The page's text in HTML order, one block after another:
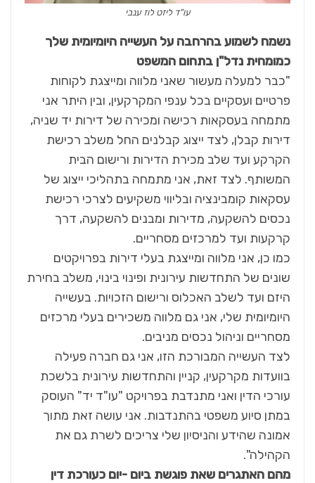
עו"ד ליזט לוז ענבי
נשמח לשמוע בהרחבה על העשייה היומיומית שלך
כמומחית נדל"ן בתחום המשפט
"כבר למעלה מעשור שאני מלווה ומייצגת לקוחות
פרטיים ועסקיים בכל ענפי המקרקעין, ובין היתר אני
מתמחה בעסקאות רכישה ומכירה של דירות יד שניה,
דירות קבלן, לצד ייצוג קבלנים החל משלב רכישת
הקרקע ועד שלב מכירת הדירות ורישום הבית
המשותף. לצד זאת, אני מתמחה בתהליכי ייצוג של
עסקאות קומבינציה ובליווי משקיעים לצרכי רכישת
נכסים להשקעה, מדירות ומבנים להשקעה, דרך
קרקעות ועד למרכזים מסחריים.
כמו כן, אני מלווה ומייצגת בעלי דירות בפרויקטים
שונים של התחדשות עירונית ופינוי בינוי, משלב בחירת
היזם ועד לשלב האכלוס ורישום הזכויות. בעשייה
היומיומית שלי, אני גם מלווה משכירים בעלי מרכזים
מסחריים וניהול נכסים מניבים.
לצד העשייה המבורכת הזו, אני גם חברה פעילה
בוועדות מקרקעין, קניין והתחדשות עירונית בלשכת
עורכי הדין ואני מתנדבת בפרויקט "עו"ד יד" העוסק
במתן סיוע משפטי בהתנדבות. אני עושה זאת מתוך
אמונה שהידע והניסיון שלי צריכים לשרת גם את
הקהילה".
מהם האתגרים שאת פוגשת ביום -יום כעורכת דין